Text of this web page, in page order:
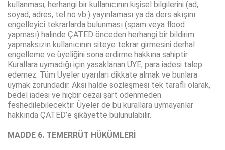
kullanması; herhangi bir kullanıcının kişisel bilgilerini (ad,
soyad, adres, tel no vb.) yayınlaması ya da ders akışını
engelleyici tekrarlarda bulunması (spam veya flood
yapması) halinde ÇATED önceden herhangi bir bildirim
yapmaksızın kullanıcının siteye tekrar girmesini derhal
engelleme ve üyeliğini sona erdirme hakkına sahiptir.
Kurallara uymadığı için yasaklanan ÜYE, para iadesi talep
edemez. Tüm Üyeler uyarıları dikkate almak ve bunlara
uymak zorundadır. Aksi halde sözleşmesi tek taraflı olarak,
bedel iadesi ve hiçbir cezai şart ödenmeden
feshedilebilecektir. Üyeler de bu kurallara uymayanlar
hakkında ÇATED’e şikâyette bulunulabilir.
MADDE 6. TEMERRÜT HÜKÜMLERİ